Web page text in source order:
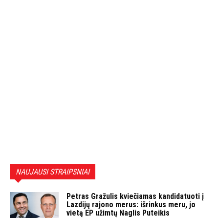
NAUJAUSI STRAIPSNIAI
Petras Gražulis kviečiamas kandidatuoti į
Lazdijų rajono merus: išrinkus meru, jo
vietą EP užimtų Naglis Puteikis